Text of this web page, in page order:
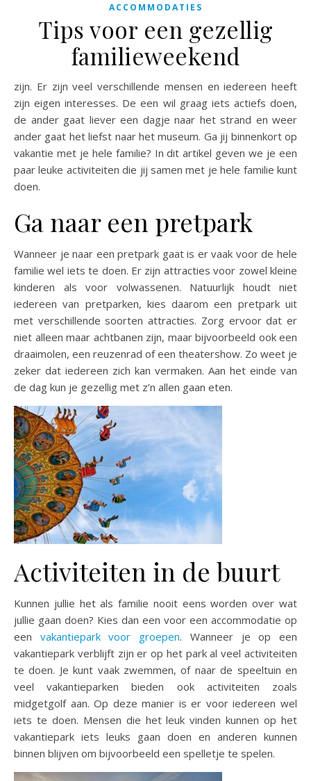
ACCOMMODATIES
Tips voor een gezellig
familieweekend
zijn. Er zijn veel verschillende mensen en iedereen heeft
zijn eigen interesses. De een wil graag iets actiefs doen,
de ander gaat liever een dagje naar het strand en weer
ander gaat het liefst naar het museum. Ga jij binnenkort op
vakantie met je hele familie? In dit artikel geven we je een
paar leuke activiteiten die jij samen met je hele familie kunt
doen.
Ga naar een pretpark
Wanneer je naar een pretpark gaat is er vaak voor de hele
familie wel iets te doen. Er zijn attracties voor zowel kleine
kinderen als voor volwassenen. Natuurlijk houdt niet
iedereen van pretparken, kies daarom een pretpark uit
met verschillende soorten attracties. Zorg ervoor dat er
niet alleen maar achtbanen zijn, maar bijvoorbeeld ook een
draaimolen, een reuzenrad of een theatershow. Zo weet je
zeker dat iedereen zich kan vermaken. Aan het einde van
de dag kun je gezellig met z’n allen gaan eten.
Activiteiten in de buurt
Kunnen jullie het als familie nooit eens worden over wat
jullie gaan doen? Kies dan een voor een accommodatie op
een vakantiepark voor groepen. Wanneer je op een
vakantiepark verblijft zijn er op het park al veel activiteiten
te doen. Je kunt vaak zwemmen, of naar de speeltuin en
veel vakantieparken bieden ook activiteiten zoals
midgetgolf aan. Op deze manier is er voor iedereen wel
iets te doen. Mensen die het leuk vinden kunnen op het
vakantiepark iets leuks gaan doen en anderen kunnen
binnen blijven om bijvoorbeeld een spelletje te spelen.